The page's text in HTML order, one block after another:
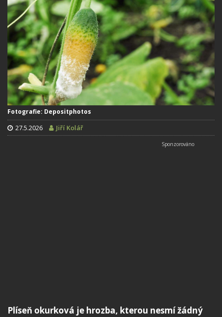
Fotografie: Depositphotos
27.5.2026 Jiří Kolář
Plíseň okurková je hrozba, kterou nesmí žádný